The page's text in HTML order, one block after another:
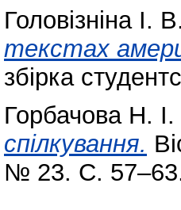
Головізніна І. В.
тeкcтax
збірка
Горбачова Н. І.
спілкування.
№ 23. С.